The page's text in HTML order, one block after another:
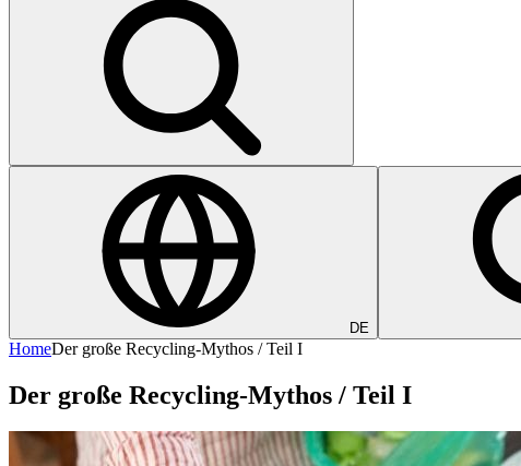
DE
HomeDer große Recycling-Mythos / Teil I
Der große Recycling-Mythos / Teil I